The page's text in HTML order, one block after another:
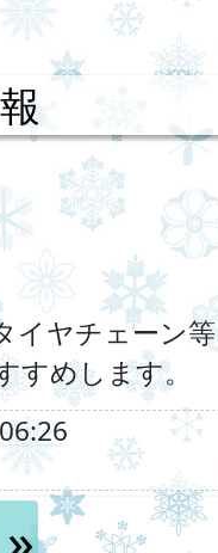
イヤチェーン等
すめします。